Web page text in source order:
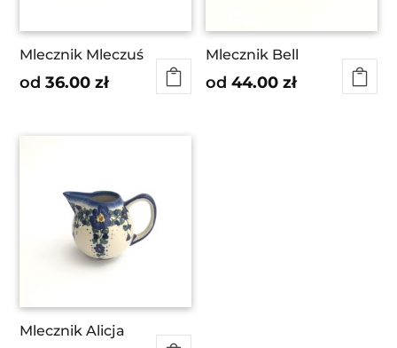
Mlecznik Mleczuś
od36.00zł
Mlecznik Bell
od44.00zł
Mlecznik Alicja